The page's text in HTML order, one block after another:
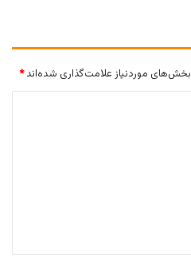
بخش‌های موردنیاز علامت‌گذاری شده‌اند*